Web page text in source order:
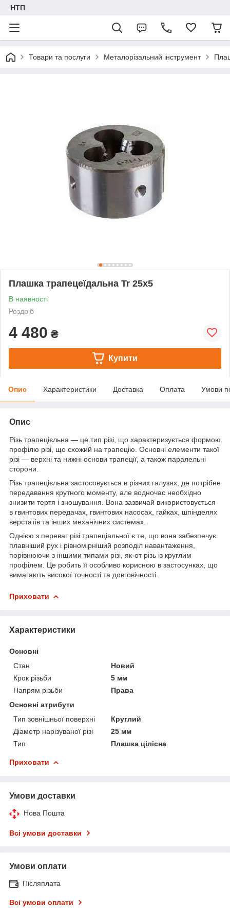
НТП
Товари та послуги Металорізальний інструмент
Плашка трапецеїдальна Tr 25х5
В наявності
Роздріб
4 480 ₴
Купити
Опис Характеристики Доставка Оплата Умови
Опис
Різь трапецієльна — це тип різі, що характеризується формою
профілю різі, що схожий на трапецію. Основні елементи такої
різі — верхні та нижні основи трапеції, а також паралельні
сторони.
Різь трапецієльна застосовується в різних галузях, де потрібне
передавання крутного моменту, але водночас необхідно
знизити тертя і зношування. Вона зазвичай використовується
в гвинтових передачах, гвинтових насосах, гайках, шпінделях
верстатів та інших механічних системах.
Однією з переваг різі трапеціальної є те, що вона забезпечує
плавніший рух і рівномірніший розподіл навантаження,
порівнюючи з іншими типами різі, як-от різь із круглим
профілем. Це робить її особливо корисною в застосунках, що
вимагають високої точності та довговічності.
Приховати
Характеристики
Основні
Стан
Новий
Крок різьби
5 мм
Напрям різьби
Права
Основні атрибути
Тип зовнішньої поверхні
Круглий
Діаметр нарізуваної різі
25 мм
Тип
Плашка цілісна
Приховати
Умови доставки
Нова Пошта
Всі умови доставки
Умови оплати
Післяплата
Всі умови оплати